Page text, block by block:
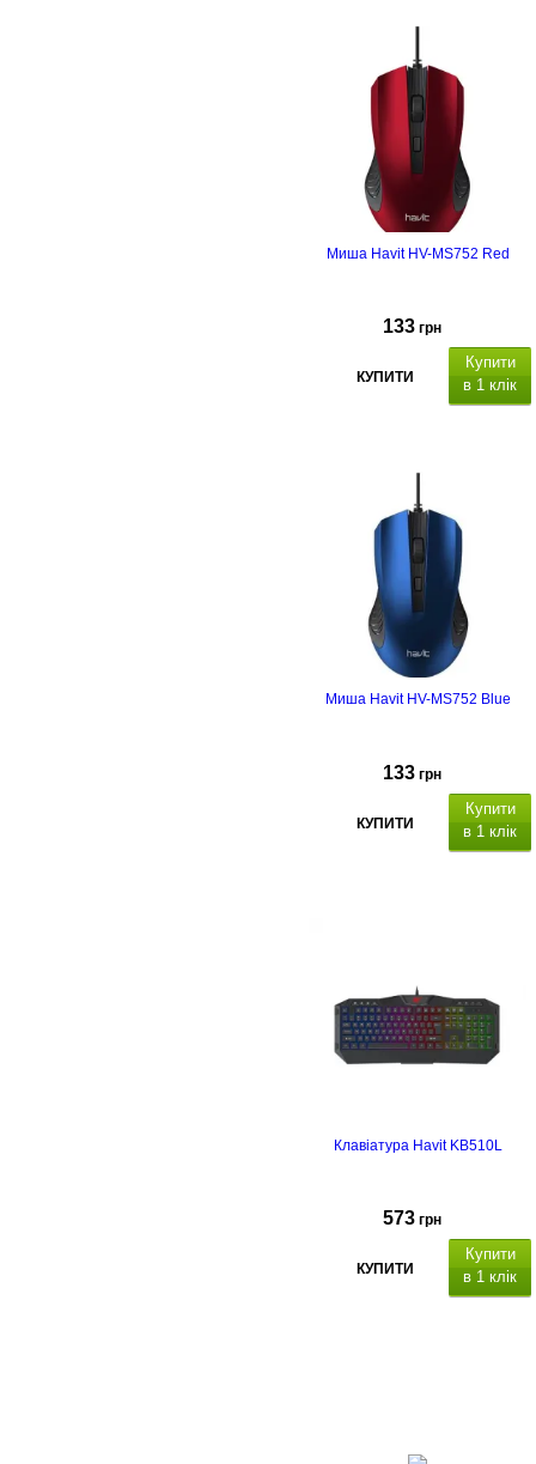
Миша Havit HV-MS752 Red
133 грн
КУПИТИ
Купити
в 1 клік
Миша Havit HV-MS752 Blue
133 грн
КУПИТИ
Купити
в 1 клік
Клавіатура Havit KB510L
573 грн
КУПИТИ
Купити
в 1 клік